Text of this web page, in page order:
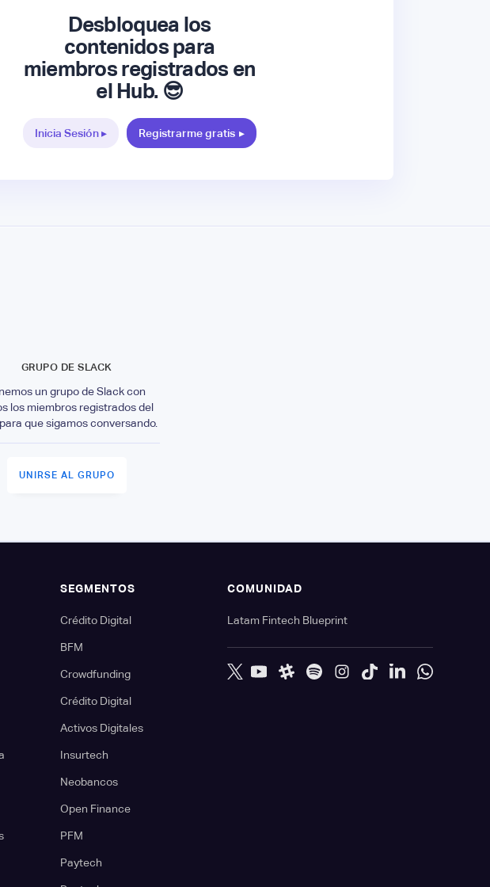
Desbloquea los
contenidos para
miembros registrados en
el Hub. 😎
Inicia Sesión ▸ Registrarme gratis ▸
GRUPO DE SLACK
un grupo de Slack con
los miembros registrados del
que sigamos conversando.
UNIRSE AL GRUPO
SEGMENTOS
Crédito Digital
BFM
Crowdfunding
Crédito Digital
Activos Digitales
Insurtech
Neobancos
Open Finance
PFM
Paytech
COMUNIDAD
Latam Fintech Blueprint